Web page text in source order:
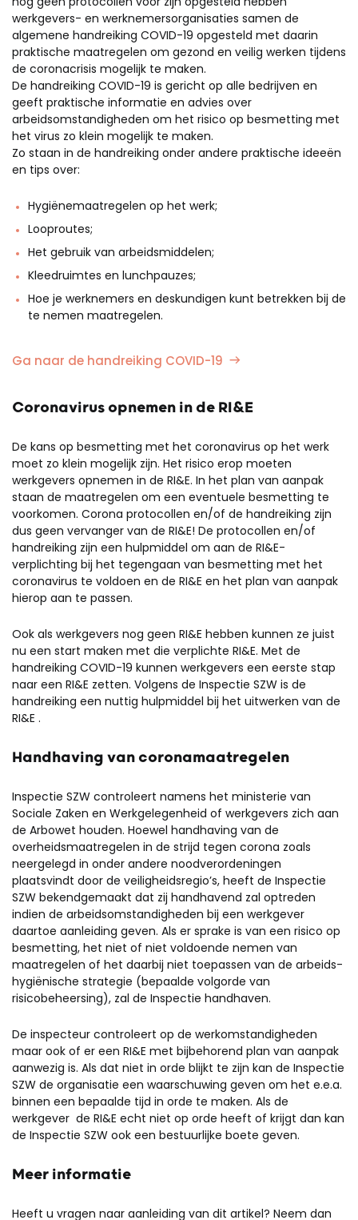
werkgevers- en werknemersorganisaties samen de
algemene handreiking COVID-19 opgesteld met daarin
praktische maatregelen om gezond en veilig werken tijdens
de coronacrisis mogelijk te maken.
De handreiking COVID-19 is gericht op alle bedrijven en
geeft praktische informatie en advies over
arbeidsomstandigheden om het risico op besmetting met
het virus zo klein mogelijk te maken.
Zo staan in de handreiking onder andere praktische ideeën
en tips over:
Hygiënemaatregelen op het werk;
Looproutes;
Het gebruik van arbeidsmiddelen;
Kleedruimtes en lunchpauzes;
Hoe je werknemers en deskundigen kunt betrekken bij de
te nemen maatregelen.
Ga naar de handreiking COVID-19
Coronavirus opnemen in de RI&E
De kans op besmetting met het coronavirus op het werk
moet zo klein mogelijk zijn. Het risico erop moeten
werkgevers opnemen in de RI&E. In het plan van aanpak
staan de maatregelen om een eventuele besmetting te
voorkomen. Corona protocollen en/of de handreiking zijn
dus geen vervanger van de RI&E! De protocollen en/of
handreiking zijn een hulpmiddel om aan de RI&E-
verplichting bij het tegengaan van besmetting met het
coronavirus te voldoen en de RI&E en het plan van aanpak
hierop aan te passen.
Ook als werkgevers nog geen RI&E hebben kunnen ze juist
nu een start maken met die verplichte RI&E. Met de
handreiking COVID-19 kunnen werkgevers een eerste stap
naar een RI&E zetten. Volgens de Inspectie SZW is de
handreiking een nuttig hulpmiddel bij het uitwerken van de
RI&E .
Handhaving van coronamaatregelen
Inspectie SZW controleert namens het ministerie van
Sociale Zaken en Werkgelegenheid of werkgevers zich aan
de Arbowet houden. Hoewel handhaving van de
overheidsmaatregelen in de strijd tegen corona zoals
neergelegd in onder andere noodverordeningen
plaatsvindt door de veiligheidsregio’s, heeft de Inspectie
SZW bekendgemaakt dat zij handhavend zal optreden
indien de arbeidsomstandigheden bij een werkgever
daartoe aanleiding geven. Als er sprake is van een risico op
besmetting, het niet of niet voldoende nemen van
maatregelen of het daarbij niet toepassen van de arbeids-
hygiënische strategie (bepaalde volgorde van
risicobeheersing), zal de Inspectie handhaven.
De inspecteur controleert op de werkomstandigheden
maar ook of er een RI&E met bijbehorend plan van aanpak
aanwezig is. Als dat niet in orde blijkt te zijn kan de Inspectie
SZW de organisatie een waarschuwing geven om het e.e.a.
binnen een bepaalde tijd in orde te maken. Als de
werkgever de RI&E echt niet op orde heeft of krijgt dan kan
de Inspectie SZW ook een bestuurlijke boete geven.
Meer informatie
Heeft u vragen naar aanleiding van dit artikel? Neem dan